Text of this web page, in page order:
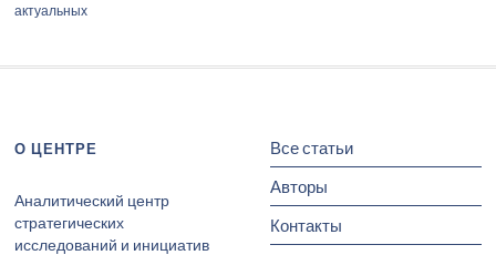
актуальных
О ЦЕНТРЕ
Аналитический центр
стратегических
исследований и инициатив
Все статьи
Авторы
Контакты